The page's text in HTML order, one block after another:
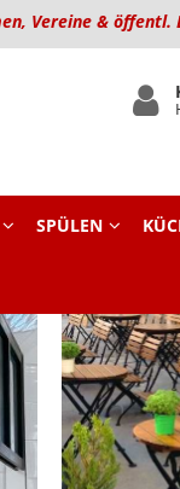
Vereine & öffentl.
SPÜLEN